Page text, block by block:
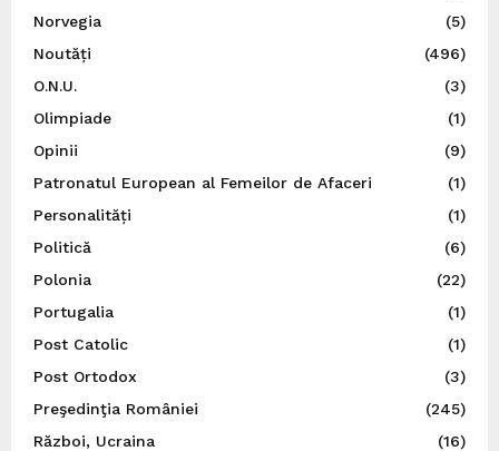
Norvegia
(5)
Noutăți
(496)
O.N.U.
(3)
Olimpiade
(1)
Opinii
(9)
Patronatul European al Femeilor de Afaceri
(1)
Personalități
(1)
Politică
(6)
Polonia
(22)
Portugalia
(1)
Post Catolic
(1)
Post Ortodox
(3)
Preşedinţia României
(245)
Război, Ucraina
(16)